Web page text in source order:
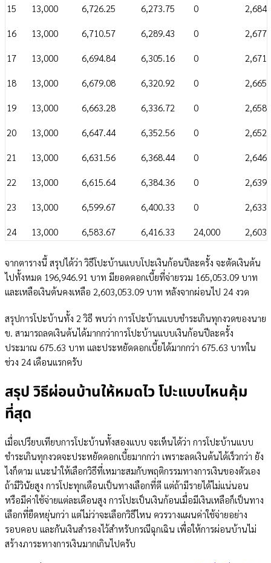
15 13,000 6,726.25 6,273.75 0
16 13,000 6,710.57 6,289.43 0
17 13,000 6,694.84 6,305.16 0
18 13,000 6,679.08 6,320.92 0
19 13,000 6,663.28 6,336.72 0
20 13,000 6,647.44 6,352.56 0
21 13,000 6,631.56 6,368.44 0
22 13,000 6,615.64 6,384.36 0
23 13,000 6,599.67 6,400.33 0
24 13,000 6,583.67 6,416.33 24,000
จากตารางนี้ สรุปได้ว่า วิธีโปะบ้านแบบโปะเงินก้อนปีละครั้ง จะตัดเงินต้น
ไปทั้งหมด 196,946.91 บาท มียอดดอกเบี้ยที่จ่ายรวม 165,053.09 บาท
และเหลือเงินต้นคงเหลือ 2,603,053.09 บาท หลังจากผ่อนไป 24 งวด
สรุปการโปะบ้านทั้ง 2 วิธี พบว่า การโปะบ้านแบบชำระเกินทุกงวดของนาย
ข. สามารถลดเงินต้นได้มากกว่าการโปะบ้านแบบเงินก้อนปีละครั้ง
ประมาณ 675.63 บาท และประหยัดดอกเบี้ยได้มากกว่า 675.63 บาทใน
ช่วง 24 เดือนแรกครับ
สรุป วิธีผ่อนบ้านให้หมดไว โปะแบบไหนคุ้ม
ที่สุด
เมื่อเปรียบเทียบการโปะบ้านทั้งสองแบบ จะเห็นได้ว่า การโปะบ้านแบบ
ชำระเกินทุกงวดจะประหยัดดอกเบี้ยมากกว่า เพราะลดเงินต้นได้เร็วกว่า ยัง
ไงก็ตาม แนะนำให้เลือกวิธีที่เหมาะสมกับพฤติกรรมทางการเงินของตัวเอง
ถ้ามีวินัยสูง การโปะทุกเดือนเป็นทางเลือกที่ดี แต่ถ้ามีรายได้ไม่แน่นอน
หรือมีค่าใช้จ่ายแต่ละเดือนสูง การโปะเป็นเงินก้อนเมื่อมีเงินเหลือก็เป็นทาง
เลือกที่ยืดหยุ่นกว่า แต่ไม่ว่าจะเลือกวิธีไหน ควรวางแผนค่าใช้จ่ายอย่าง
รอบคอบ และกันเงินสำรองไว้สำหรับกรณีฉุกเฉิน เพื่อให้การผ่อนบ้านไม่
สร้างภาระทางการเงินมากเกินไปครับ